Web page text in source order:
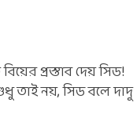
প্রস্তাব দেয় সিড!
তাই নয়, সিড বলে দাদু